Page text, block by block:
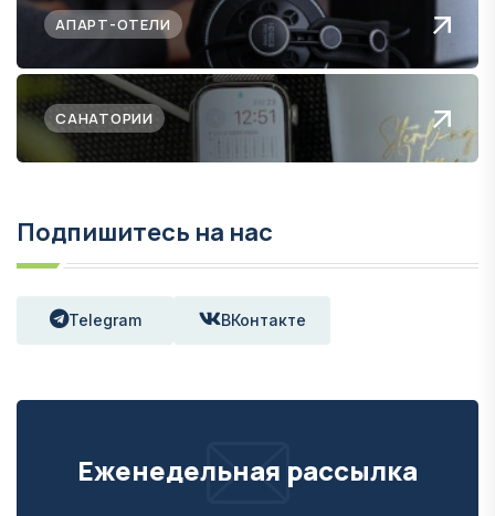
АПАРТ-ОТЕЛИ
САНАТОРИИ
Подпишитесь на нас
Telegram ВКонтакте
Еженедельная рассылка